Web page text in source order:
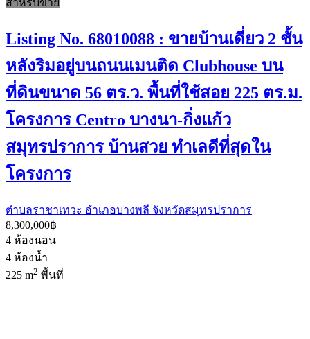
Listing No. 68010088 : ขายบ้านเดี่ยว 2 ชั้น
หลังริมอยู่บนถนนเมนติด Clubhouse บน
ที่ดินขนาด 56 ตร.ว. พื้นที่ใช้สอย 225 ตร.ม.
โครงการ Centro บางนา-กิ่งแก้ว
สมุทรปราการ บ้านสวย ทำเลดีที่สุดใน
โครงการ
ตำบลราชาเทวะ อำเภอบางพลี จังหวัดสมุทรปราการ
8,300,000฿
4 ห้องนอน
4 ห้องน้ำ
225 m2 พื้นที่